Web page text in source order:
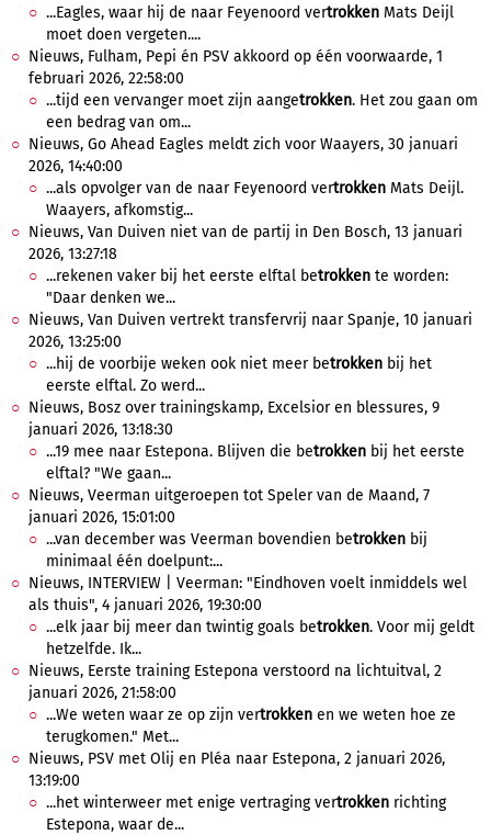
...Eagles, waar hij de naar Feyenoord vertrokken Mats Deijl
moet doen vergeten....
Nieuws, Fulham, Pepi én PSV akkoord op één voorwaarde, 1
februari 2026, 22:58:00
...tijd een vervanger moet zijn aangetrokken. Het zou gaan om
een bedrag van om...
Nieuws, Go Ahead Eagles meldt zich voor Waayers, 30 januari
2026, 14:40:00
...als opvolger van de naar Feyenoord vertrokken Mats Deijl.
Waayers, afkomstig...
Nieuws, Van Duiven niet van de partij in Den Bosch, 13 januari
2026, 13:27:18
...rekenen vaker bij het eerste elftal betrokken te worden:
"Daar denken we...
Nieuws, Van Duiven vertrekt transfervrij naar Spanje, 10 januari
2026, 13:25:00
...hij de voorbije weken ook niet meer betrokken bij het
eerste elftal. Zo werd...
Nieuws, Bosz over trainingskamp, Excelsior en blessures, 9
januari 2026, 13:18:30
...19 mee naar Estepona. Blijven die betrokken bij het eerste
elftal? "We gaan...
Nieuws, Veerman uitgeroepen tot Speler van de Maand, 7
januari 2026, 15:01:00
...van december was Veerman bovendien betrokken bij
minimaal één doelpunt:...
Nieuws, INTERVIEW | Veerman: "Eindhoven voelt inmiddels wel
als thuis", 4 januari 2026, 19:30:00
...elk jaar bij meer dan twintig goals betrokken. Voor mij geldt
hetzelfde. Ik...
Nieuws, Eerste training Estepona verstoord na lichtuitval, 2
januari 2026, 21:58:00
...We weten waar ze op zijn vertrokken en we weten hoe ze
terugkomen." Met...
Nieuws, PSV met Olij en Pléa naar Estepona, 2 januari 2026,
13:19:00
...het winterweer met enige vertraging vertrokken richting
Estepona, waar de...